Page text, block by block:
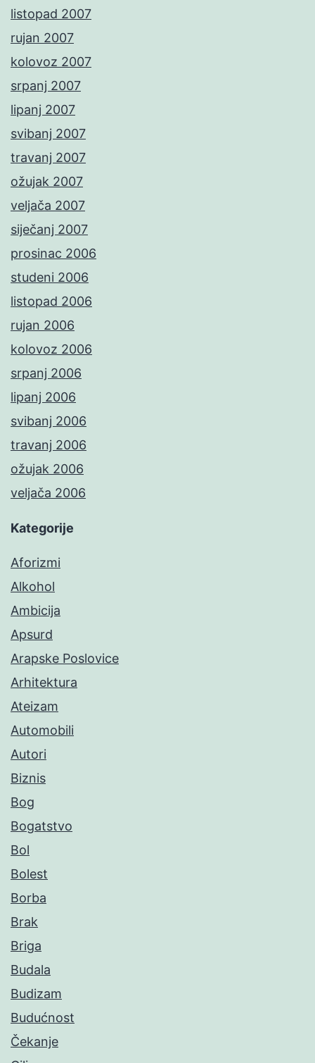
listopad 2007
rujan 2007
kolovoz 2007
srpanj 2007
lipanj 2007
svibanj 2007
travanj 2007
ožujak 2007
veljača 2007
siječanj 2007
prosinac 2006
studeni 2006
listopad 2006
rujan 2006
kolovoz 2006
srpanj 2006
lipanj 2006
svibanj 2006
travanj 2006
ožujak 2006
veljača 2006
Kategorije
Aforizmi
Alkohol
Ambicija
Apsurd
Arapske Poslovice
Arhitektura
Ateizam
Automobili
Autori
Biznis
Bog
Bogatstvo
Bol
Bolest
Borba
Brak
Briga
Budala
Budizam
Budućnost
Čekanje